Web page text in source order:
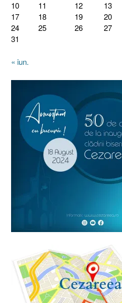
10
11 12 13
17
18 19 20
24
25 26 27
31
« iun.